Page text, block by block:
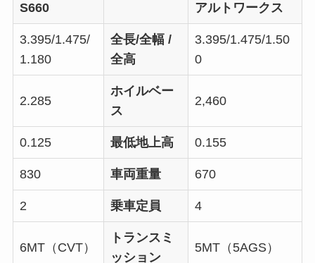
S660 アルトワークス
3.395/1.475/
1.180
全長/全幅 /
全高
3.395/1.475/1.50
0
2.285
ホイルベー
ス
2,460
0.125 最低地上高 0.155
830 車両重量 670
2 乗車定員 4
6MT（CVT）
トランスミ
ッション
5MT（5AGS）